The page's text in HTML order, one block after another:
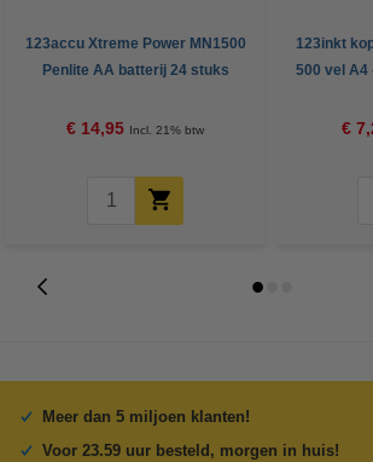
123accu Xtreme Power MN1500
Penlite AA batterij 24 stuks
€ 14,95 Incl. 21% btw
123inkt
500 vel A4
€
Meer dan 5 miljoen klanten!
Voor 23.59 uur besteld, morgen in huis!